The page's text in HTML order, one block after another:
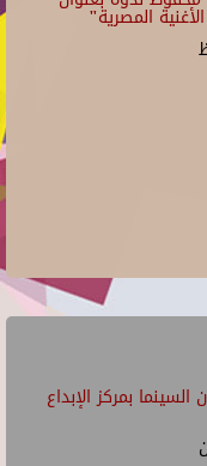
المصرية"
بمركز الإبداع